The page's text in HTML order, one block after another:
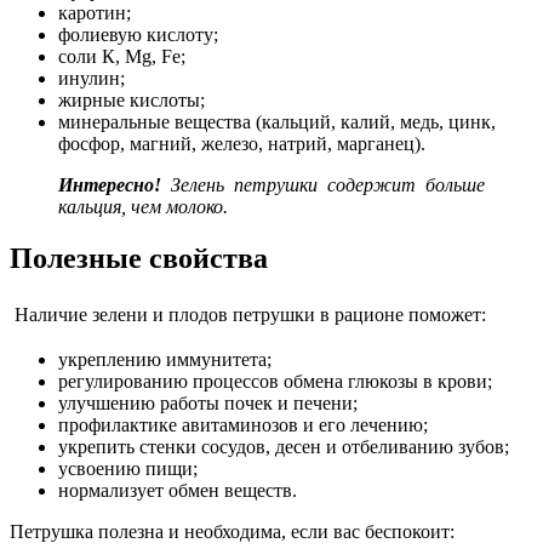
каротин;
фолиевую кислоту;
соли К, Mg, Fe;
инулин;
жирные кислоты;
минеральные вещества (кальций, калий, медь, цинк,
фосфор, магний, железо, натрий, марганец).
Интересно! Зелень петрушки содержит больше
кальция, чем молоко.
Полезные свойства
Наличие зелени и плодов петрушки в рационе поможет:
укреплению иммунитета;
регулированию процессов обмена глюкозы в крови;
улучшению работы почек и печени;
профилактике авитаминозов и его лечению;
укрепить стенки сосудов, десен и отбеливанию зубов;
усвоению пищи;
нормализует обмен веществ.
Петрушка полезна и необходима, если вас беспокоит: